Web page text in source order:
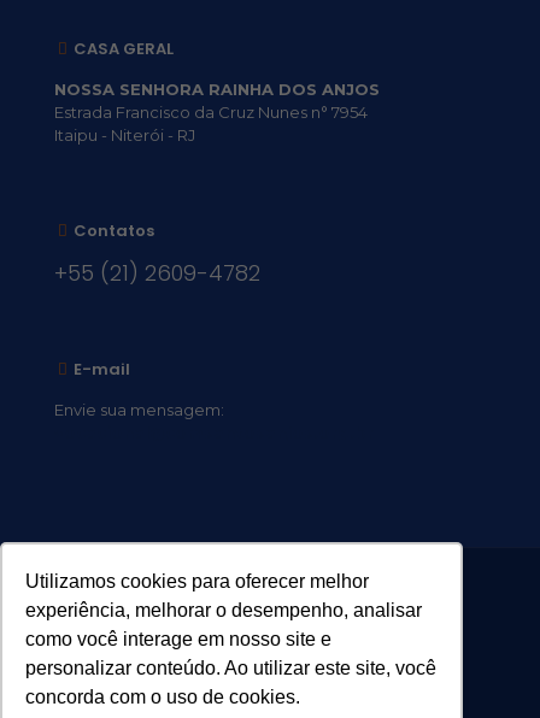
Utilizamos cookies para oferecer melhor
experiência, melhorar o desempenho, analisar
como você interage em nosso site e
personalizar conteúdo. Ao utilizar este site, você
concorda com o uso de cookies.
CASA GERAL
NOSSA SENHORA RAINHA DOS ANJOS
Estrada Francisco da Cruz Nunes n° 7954
Itaipu - Niterói - RJ
Contatos
+55 (21) 2609-4782
E-mail
Envie sua mensagem: